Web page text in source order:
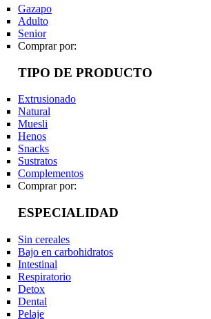
Gazapo
Adulto
Senior
Comprar por:
TIPO DE PRODUCTO
Extrusionado
Natural
Muesli
Henos
Snacks
Sustratos
Complementos
Comprar por:
ESPECIALIDAD
Sin cereales
Bajo en carbohidratos
Intestinal
Respiratorio
Detox
Dental
Pelaje